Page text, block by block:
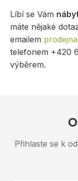
Líbí se Vám
máte nějaké
emailem
telefonem +420
výběrem.
Přihlaste se k